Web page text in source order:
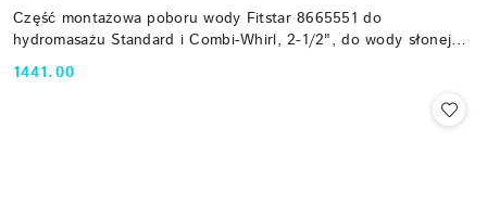
Część montażowa poboru wody Fitstar 8665551 do
hydromasażu Standard i Combi-Whirl, 2-1/2", do wody słonej
Fitstar
Cena:
1441.00